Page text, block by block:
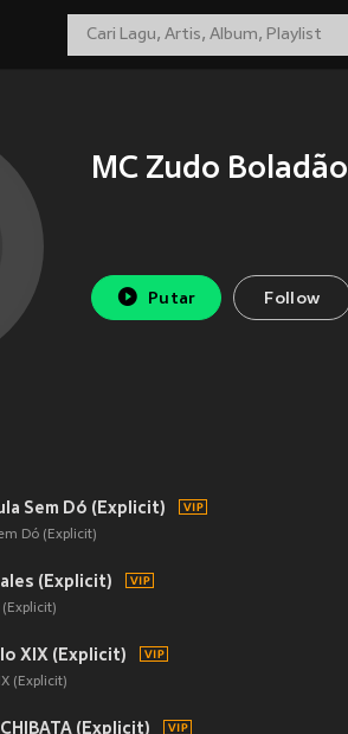
MC Zudo Boladão
Putar Follow
Sem Dó (Explicit)
Dó (Explicit)
(Explicit)
XIX (Explicit)
(Explicit)
(Explicit)